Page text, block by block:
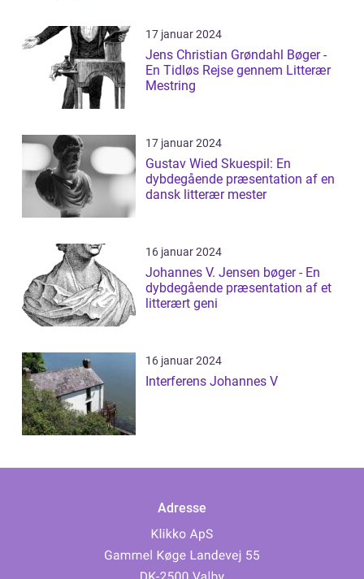
17 januar 2024
Jens Christian Grøndahl Bøger -
En Tidløs Rejse gennem Litterær
Mestring
17 januar 2024
Gustav Wied Skuespil: En
dybdegående præsentation af en
dansk litterær mester
16 januar 2024
Johannes V. Jensen bøger - En
dybdegående præsentation af et
litterært geni
16 januar 2024
Interferens Johannes V
Adresse